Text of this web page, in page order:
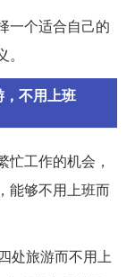
一个适合自己的
不用上班
工作的机会，
能够不用上班而
处旅游而不用上